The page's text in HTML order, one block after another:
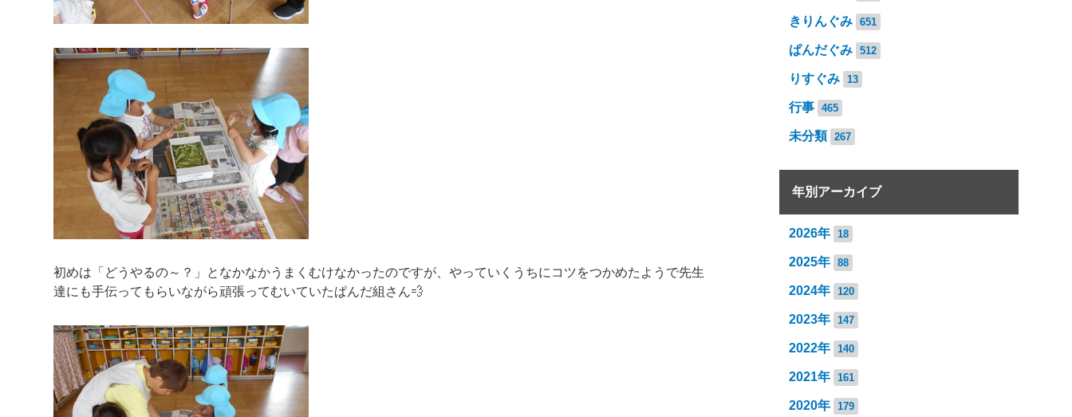
初めは「どうやるの～？」となかなかうまくむけなかったのですが、やっていくうちにコツをつかめたようで先生
達にも手伝ってもらいながら頑張ってむいていたぱんだ組さん💨
きりんぐみ 651
ぱんだぐみ 512
りすぐみ 13
行事 465
未分類 267
年別アーカイブ
2026年 18
2025年 88
2024年 120
2023年 147
2022年 140
2021年 161
2020年 179